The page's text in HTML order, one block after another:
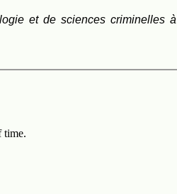
et de sciences criminelles à